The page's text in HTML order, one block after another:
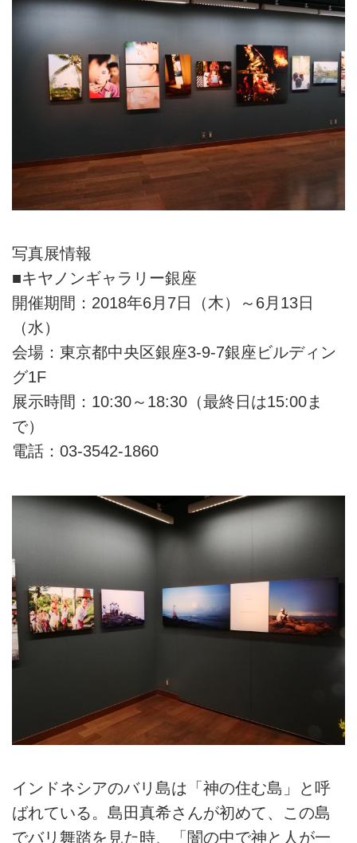
写真展情報
■キヤノンギャラリー銀座
開催期間：2018年6月7日（木）～6月13日
（水）
会場：東京都中央区銀座3-9-7銀座ビルディン
グ1F
展示時間：10:30～18:30（最終日は15:00ま
で）
電話：03-3542-1860
インドネシアのバリ島は「神の住む島」と呼
ばれている。島田真希さんが初めて、この島
でバリ舞踏を見た時、「闇の中で神と人が一